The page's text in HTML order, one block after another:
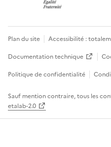
Plan du site Accessibilité :
Documentation technique
Politique de confidentialité
Sauf mention contraire, tous les
etalab-2.0